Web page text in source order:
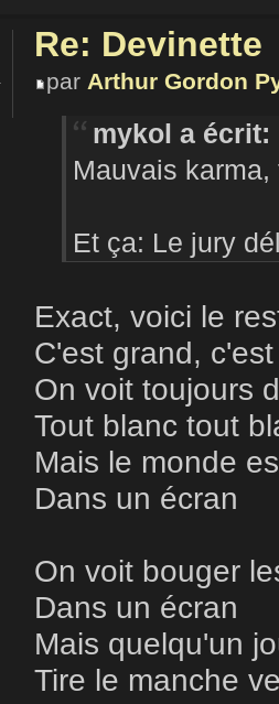
Re: Devinette
par Arthur Gordon
mykol a écrit:
Mauvais karma,
Et ça: Le jury
Exact, voici le
C'est grand,
On voit toujours
Tout blanc tout
Mais le monde
Dans un écran
On voit bouger
Dans un écran
Mais quelqu'un
Tire le manche